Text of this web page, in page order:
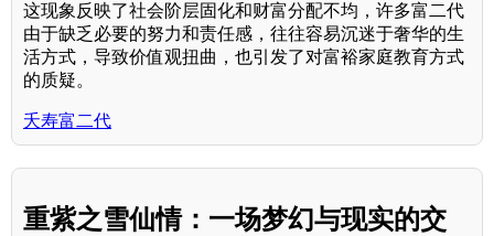
这现象反映了社会阶层固化和财富分配不均，许多富二代
由于缺乏必要的努力和责任感，往往容易沉迷于奢华的生
活方式，导致价值观扭曲，也引发了对富裕家庭教育方式
的质疑。
夭寿富二代
重紫之雪仙情：一场梦幻与现实的交